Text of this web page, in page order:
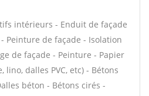
intérieurs - Enduit de façade
Peinture de façade - Isolation
de façade - Peinture - Papier
lino, dalles PVC, etc) - Bétons
béton - Bétons cirés -